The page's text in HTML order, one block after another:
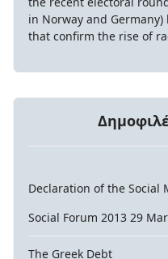
in Norway and
that confirm the rise of
Declaration of the Social
Social Forum 2013 29
The Greek Debt